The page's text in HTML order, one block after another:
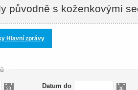
původně s koženkovými
Hlavní zprávy
Datum do